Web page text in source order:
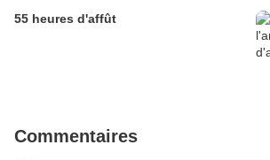
55 heures d'affût
Commentaires